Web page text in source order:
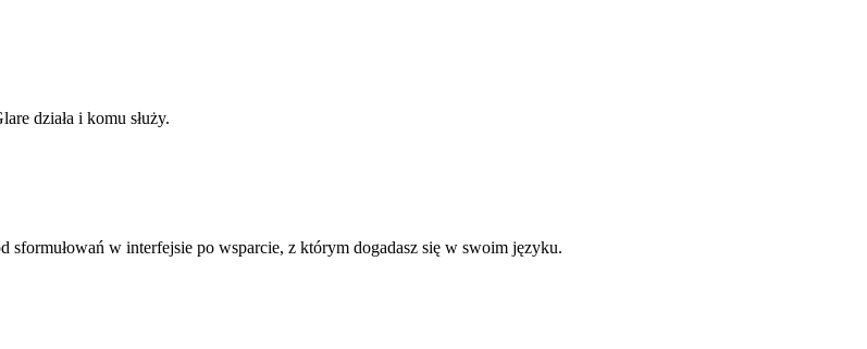
działa i komu służy.
w interfejsie po wsparcie, z którym dogadasz się w swoim języku.